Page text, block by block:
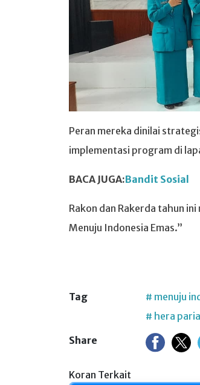
Peran mereka dinilai
implementasi program di
BACA JUGA:Bandit Sosial
Rakon dan Rakerda tahun
Menuju Indonesia Emas.”
Tag # menuju
# hera
Share
Koran Terkait